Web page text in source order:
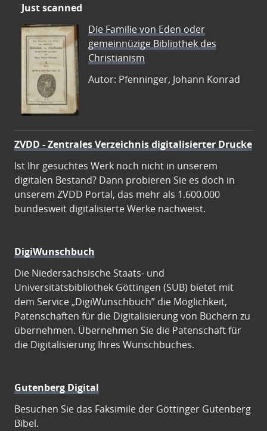
Just scanned
Die Familie von Eden oder
gemeinnüzige Bibliothek des
Christianism
Autor: Pfenninger, Johann Konrad
ZVDD - Zentrales Verzeichnis digitalisierter Drucke
Ist Ihr gesuchtes Werk noch nicht in unserem
digitalen Bestand? Dann probieren Sie es doch in
unserem ZVDD Portal, das mehr als 1.600.000
bundesweit digitalisierte Werke nachweist.
DigiWunschbuch
Die Niedersächsische Staats- und
Universitätsbibliothek Göttingen (SUB) bietet mit
dem Service „DigiWunschbuch” die Möglichkeit,
Patenschaften für die Digitalisierung von Büchern zu
übernehmen. Übernehmen Sie die Patenschaft für
die Digitalisierung Ihres Wunschbuches.
Gutenberg Digital
Besuchen Sie das Faksimile der Göttinger Gutenberg
Bibel.